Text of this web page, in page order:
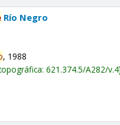
Río Negro
, 1988
621.374.5/A282/v.4